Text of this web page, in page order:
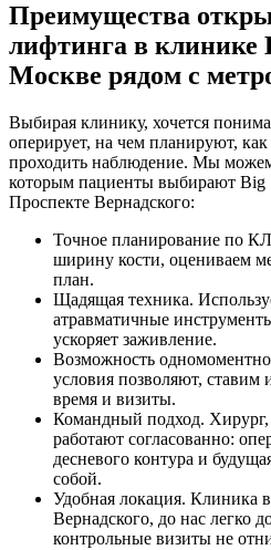
Преимущества
лифтинга в клинике
Москве рядом с
Выбирая клинику, хочется
оперирует, на чем планируют,
проходить наблюдение. Мы
которым пациенты выбирают Big
Проспекте Вернадского:
Точное планирование по
ширину кости, оцениваем
план.
Щадящая техника.
атравматичные
ускоряет заживление.
Возможность
условия позволяют, ставим
время и визиты.
Командный подход. Хирург,
работают согласованно:
десневого контура и
собой.
Удобная локация. Клиника
Вернадского, до нас легко
контрольные визиты не